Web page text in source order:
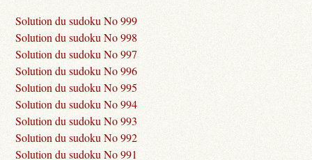
Solution du sudoku No 999
Solution du sudoku No 998
Solution du sudoku No 997
Solution du sudoku No 996
Solution du sudoku No 995
Solution du sudoku No 994
Solution du sudoku No 993
Solution du sudoku No 992
Solution du sudoku No 991